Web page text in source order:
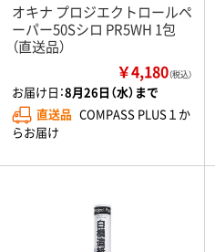
オキナ プロジエクトロールペ
ーパー50Sシロ PR5WH 1包
（直送品）
￥4,180（税込）
お届け日：8月26日（水）まで
直送品 COMPASS PLUS１か
らお届け